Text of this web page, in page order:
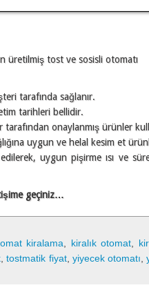
üretilmiş tost ve sosisli otomatı
tarafında sağlanır.
tarihleri bellidir.
onaylanmış ürünler
uygun ve helal kesim et
uygun pişirme ısı ve
geçiniz…
kiralama kiralık otomat
,tostmatik fiyat, yiyecek otomatı